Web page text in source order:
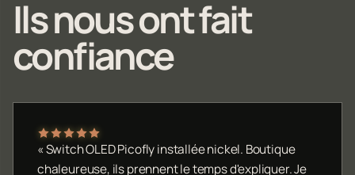
Ils nous ont fait
confiance
« Switch OLED Picofly installée nickel. Boutique
chaleureuse, ils prennent le temps d'expliquer. Je